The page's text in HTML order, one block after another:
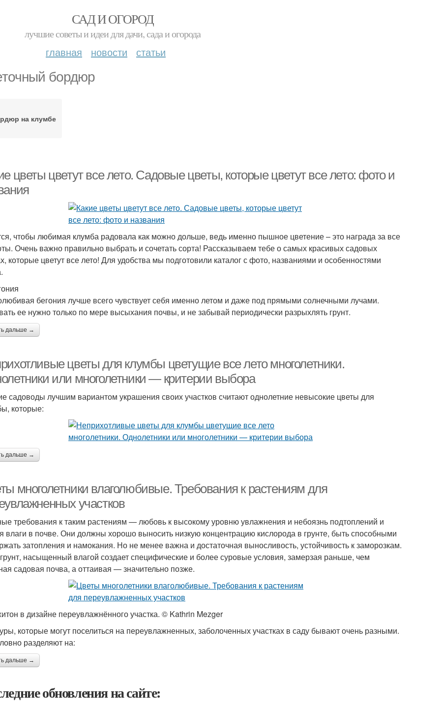
САД И ОГОРОД
лучшие советы и идеи для дачи, сада и огорода
главная новости статьи
бордюр
на клумбе
цветы цветут все лето. Садовые цветы, которые цветут все лето: фото и
чтобы любимая клумба радовала как можно дольше, ведь именно пышное цветение – это награда за все
Очень важно правильно выбрать и сочетать сорта! Рассказываем тебе о самых красивых садовых
которые цветут все лето! Для удобства мы подготовили каталог с фото, названиями и особенностями
бегония лучше всего чувствует себя именно летом и даже под прямыми солнечными лучами.
ее нужно только по мере высыхания почвы, и не забывай периодически разрыхлять грунт.
дальше →
цветы для клумбы цветущие все лето многолетники.
или многолетники — критерии выбора
садоводы лучшим вариантом украшения своих участков считают однолетние невысокие цветы для
которые:
дальше →
многолетники влаголюбивые. Требования к растениям для
участков
требования к таким растениям — любовь к высокому уровню увлажнения и небоязнь подтоплений и
влаги в почве. Они должны хорошо выносить низкую концентрацию кислорода в грунте, быть способными
затопления и намокания. Но не менее важна и достаточная выносливость, устойчивость к заморозкам.
насыщенный влагой создает специфические и более суровые условия, замерзая раньше, чем
садовая почва, а оттаивая — значительно позже.
в дизайне переувлажнённого участка. © Kathrin Mezger
которые могут поселиться на переувлажненных, заболоченных участках в саду бывают очень разными.
разделяют на:
дальше →
обновления на сайте: